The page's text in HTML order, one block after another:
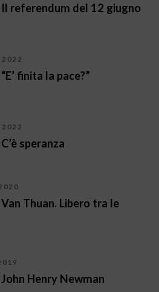
Il referendum del 12 giugno
2022
finita la pace?”
2022
speranza
Thuan. Libero tra le
Henry Newman